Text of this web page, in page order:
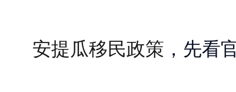
安提瓜移民政策 ，先看